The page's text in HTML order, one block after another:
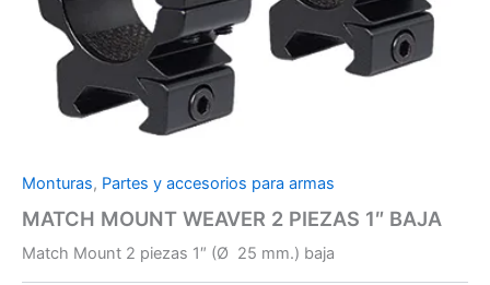
Monturas, Partes y accesorios para armas
MATCH MOUNT WEAVER 2 PIEZAS 1″ BAJA
Match Mount 2 piezas 1″ (Ø 25 mm.) baja